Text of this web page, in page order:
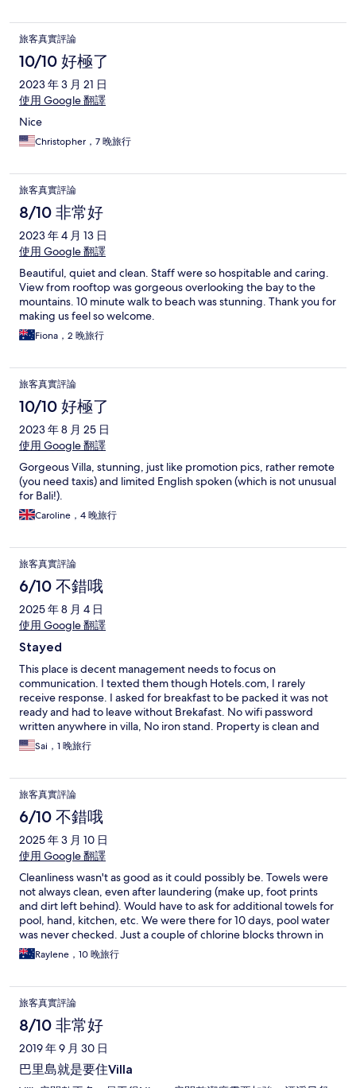
旅客真實評論
10/10 好極了
2023 年 3 月 21 日
使用 Google 翻譯
Nice
Christopher，7 晚旅行
旅客真實評論
8/10 非常好
2023 年 4 月 13 日
使用 Google 翻譯
Beautiful, quiet and clean. Staff were so hospitable and caring.
View from rooftop was gorgeous overlooking the bay to the
mountains. 10 minute walk to beach was stunning. Thank you for
making us feel so welcome.
Fiona，2 晚旅行
旅客真實評論
10/10 好極了
2023 年 8 月 25 日
使用 Google 翻譯
Gorgeous Villa, stunning, just like promotion pics, rather remote
(you need taxis) and limited English spoken (which is not unusual
for Bali!).
Caroline，4 晚旅行
旅客真實評論
6/10 不錯哦
2025 年 8 月 4 日
使用 Google 翻譯
Stayed
This place is decent management needs to focus on
communication. I texted them though Hotels.com, I rarely
receive response. I asked for breakfast to be packed it was not
ready and had to leave without Brekafast. No wifi password
written anywhere in villa, No iron stand. Property is clean and
very close to airport so it’s a benifit.
Sai，1 晚旅行
旅客真實評論
6/10 不錯哦
2025 年 3 月 10 日
使用 Google 翻譯
Cleanliness wasn't as good as it could possibly be. Towels were
not always clean, even after laundering (make up, foot prints
and dirt left behind). Would have to ask for additional towels for
pool, hand, kitchen, etc. We were there for 10 days, pool water
was never checked. Just a couple of chlorine blocks thrown in
when we arrived and filter pump wasn't even turned on.
Breakfast wasn't ideal, scrambled egg was a chopped up fried
topped up from the kitchen tap. Concierge wasn't helpful, first
night in dark sent us out to main road to walk in traffic and
maybe find a taxi. No taxi's to be hailed. Found out two days
later about Blue Bird app and then was able to organise our
transport. Same concierge told us we couldn't extent our check
out time. Asked for manager who arranged for us.
Raylene，10 晚旅行
旅客真實評論
8/10 非常好
2019 年 9 月 30 日
巴里島就是要住Villa